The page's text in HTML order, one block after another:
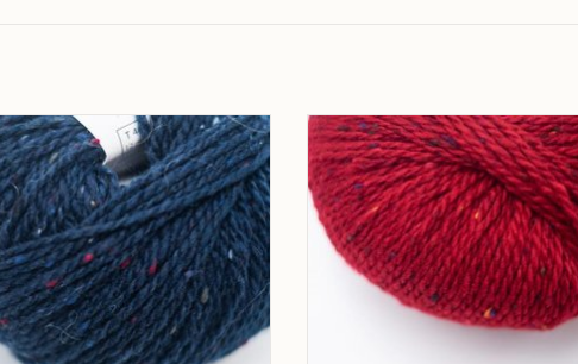
Nld: 5mm
50gr-110m
95%wol-5%mohair
Stekenverhouding 10-10cm: 17st-25r
Machinewasbaar op 30°
Fonty Fonty Super Tweed - kleur 19
TOEVOEGEN AAN WINKELWAGEN
Fonty Fonty Super Tweed - kleur 16
TOEVOEGEN AAN WINKELWAGEN